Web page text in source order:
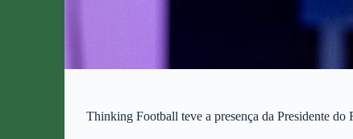
Thinking Football teve a presença da Presidente do